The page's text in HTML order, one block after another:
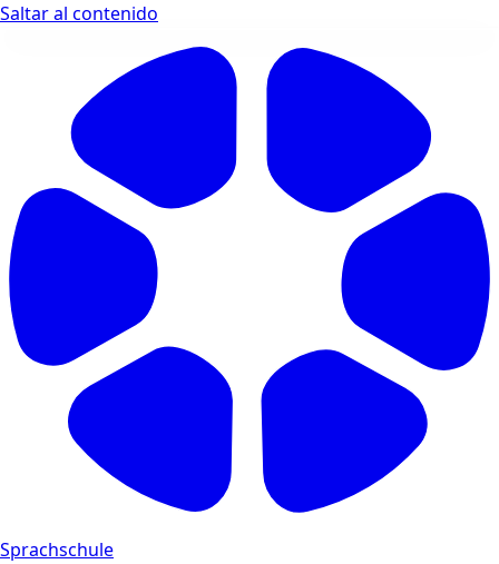
Saltar al contenido
Sprachschule